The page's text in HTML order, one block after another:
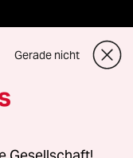
für Genehmigungen
Gerade nicht